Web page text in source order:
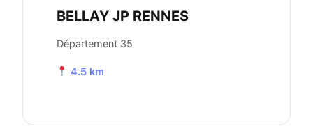
BELLAY JP RENNES
Département 35
4.5 km